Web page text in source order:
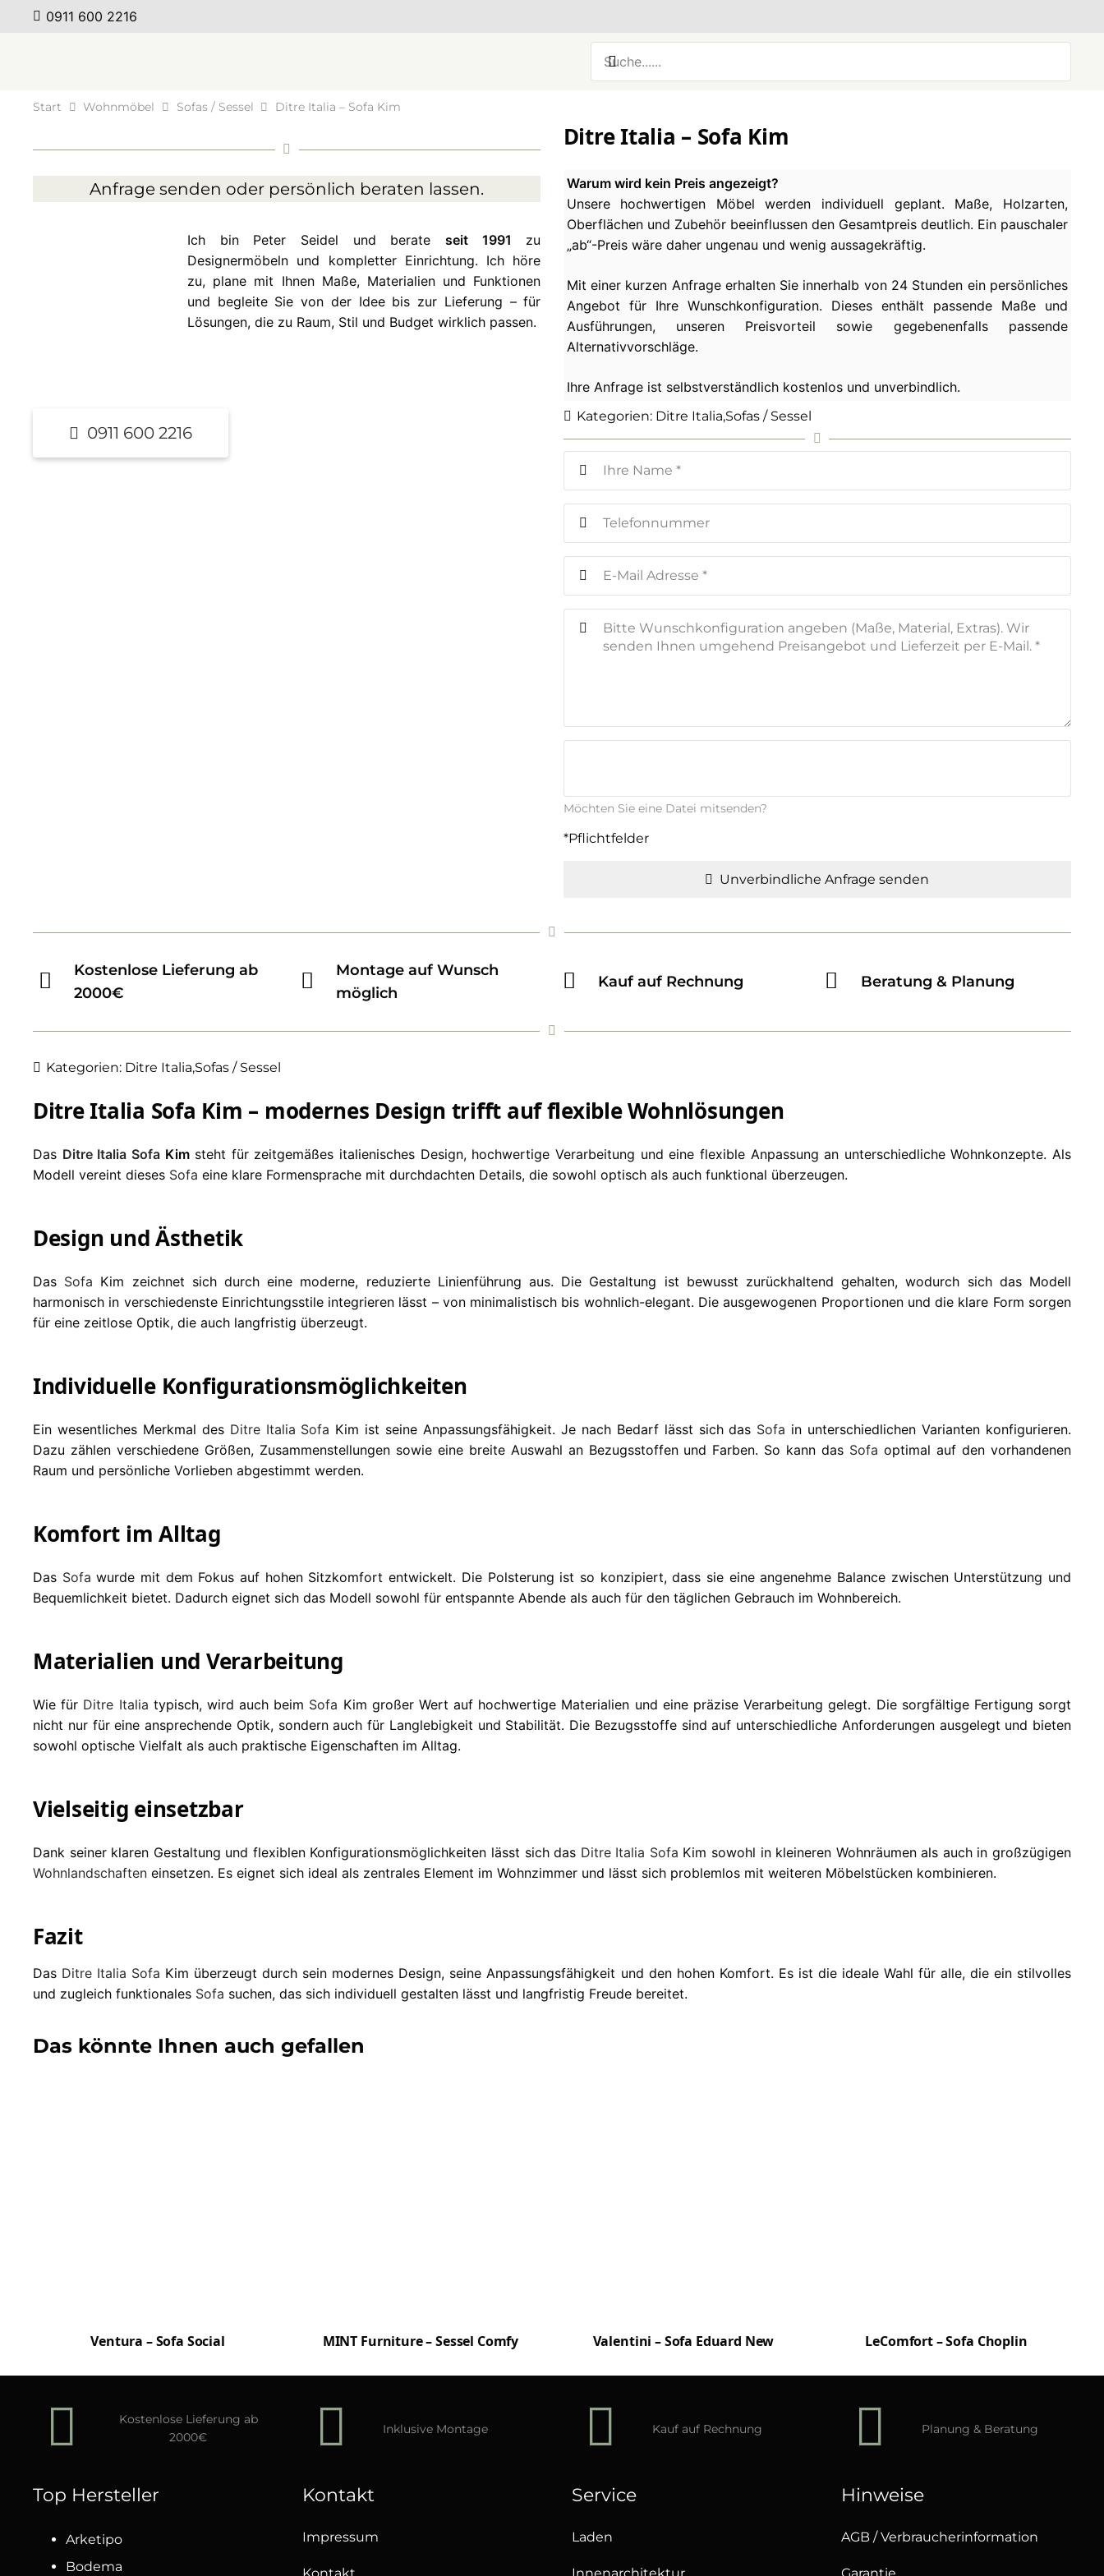
0911 600 2216
Start Wohnmöbel Sofas / Sessel Ditre Italia – Sofa Kim
Anfrage senden oder persönlich beraten lassen.
Ich bin Peter Seidel und berateseit 1991 zu
Designermöbeln und kompletter Einrichtung. Ich höre
zu, plane mit Ihnen Maße, Materialien und Funktionen
und begleite Sie von der Idee bis zur Lieferung – für
Lösungen, die zu Raum, Stil und Budget wirklich passen.
0911 600 2216
Ditre Italia – Sofa Kim
Warum wird kein Preis angezeigt?
Unsere hochwertigen Möbel werden individuell geplant. Maße, Holzarten,
Oberflächen und Zubehör beeinflussen den Gesamtpreis deutlich. Ein pauschaler
„ab“-Preis wäre daher ungenau und wenig aussagekräftig.
Mit einer kurzen Anfrage erhalten Sie innerhalb von 24 Stunden ein persönliches
Angebot für Ihre Wunschkonfiguration. Dieses enthält passende Maße und
Ausführungen, unseren Preisvorteil sowie gegebenenfalls passende
Alternativvorschläge.
Ihre Anfrage ist selbstverständlich kostenlos und unverbindlich.
Kategorien: Ditre Italia,Sofas / Sessel
Möchten Sie eine Datei mitsenden?
*Pflichtfelder
Unverbindliche Anfrage senden
Kostenlose Lieferung ab
2000€
Montage auf Wunsch
möglich
Kauf auf Rechnung Beratung & Planung
Kategorien: Ditre Italia,Sofas / Sessel
Ditre Italia Sofa Kim – modernes Design trifft auf flexible Wohnlösungen
Das Ditre Italia SofaKimsteht für zeitgemäßes italienisches Design, hochwertige Verarbeitung und eine flexible Anpassung an unterschiedliche Wohnkonzepte. Als
Modell vereint dieses Sofa eine klare Formensprache mit durchdachten Details, die sowohl optisch als auch funktional überzeugen.
Design und Ästhetik
Das Sofa Kim zeichnet sich durch eine moderne, reduzierte Linienführung aus. Die Gestaltung ist bewusst zurückhaltend gehalten, wodurch sich das Modell
harmonisch in verschiedenste Einrichtungsstile integrieren lässt – von minimalistisch bis wohnlich-elegant. Die ausgewogenen Proportionen und die klare Form sorgen
für eine zeitlose Optik, die auch langfristig überzeugt.
Individuelle Konfigurationsmöglichkeiten
Ein wesentliches Merkmal des Ditre Italia Sofa Kim ist seine Anpassungsfähigkeit. Je nach Bedarf lässt sich das Sofa in unterschiedlichen Varianten konfigurieren.
Dazu zählen verschiedene Größen, Zusammenstellungen sowie eine breite Auswahl an Bezugsstoffen und Farben. So kann das Sofa optimal auf den vorhandenen
Raum und persönliche Vorlieben abgestimmt werden.
Komfort im Alltag
Das Sofa wurde mit dem Fokus auf hohen Sitzkomfort entwickelt. Die Polsterung ist so konzipiert, dass sie eine angenehme Balance zwischen Unterstützung und
Bequemlichkeit bietet. Dadurch eignet sich das Modell sowohl für entspannte Abende als auch für den täglichen Gebrauch im Wohnbereich.
Materialien und Verarbeitung
Wie für Ditre Italia typisch, wird auch beim Sofa Kim großer Wert auf hochwertige Materialien und eine präzise Verarbeitung gelegt. Die sorgfältige Fertigung sorgt
nicht nur für eine ansprechende Optik, sondern auch für Langlebigkeit und Stabilität. Die Bezugsstoffe sind auf unterschiedliche Anforderungen ausgelegt und bieten
sowohl optische Vielfalt als auch praktische Eigenschaften im Alltag.
Vielseitig einsetzbar
Dank seiner klaren Gestaltung und flexiblen Konfigurationsmöglichkeiten lässt sich das Ditre Italia Sofa Kim sowohl in kleineren Wohnräumen als auch in großzügigen
Wohnlandschaften einsetzen. Es eignet sich ideal als zentrales Element im Wohnzimmer und lässt sich problemlos mit weiteren Möbelstücken kombinieren.
Fazit
Das Ditre Italia Sofa Kim überzeugt durch sein modernes Design, seine Anpassungsfähigkeit und den hohen Komfort. Es ist die ideale Wahl für alle, die ein stilvolles
und zugleich funktionales Sofa suchen, das sich individuell gestalten lässt und langfristig Freude bereitet.
Das könnte Ihnen auch gefallen
Ventura – Sofa Social MINT Furniture – Sessel Comfy Valentini – Sofa Eduard New LeComfort – Sofa Choplin
Kostenlose Lieferung ab
2000€
Inklusive Montage Kauf auf Rechnung Planung & Beratung
Top Hersteller
Arketipo
Bodema
Kontakt
Impressum
Service
Laden
Hinweise
AGB / Verbraucherinformation